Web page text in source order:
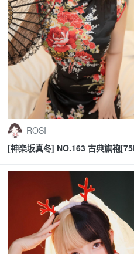
ROSI
[神楽坂真冬] NO.163 古典旗袍